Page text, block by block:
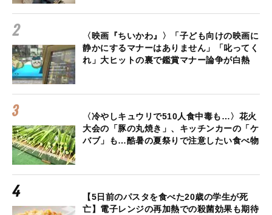
〈映画『ちいかわ』〉「子ども向けの映画に
静かにするマナーはありません」「叱ってく
れ」大ヒットの裏で鑑賞マナー論争が白熱
〈冷やしキュウリで510人食中毒も…〉花火
大会の「豚の丸焼き」、キッチンカーの「ケ
バブ」も…酷暑の夏祭りで注意したい食べ物
【5日前のパスタを食べた20歳の学生が死
亡】電子レンジの再加熱での殺菌効果も期待